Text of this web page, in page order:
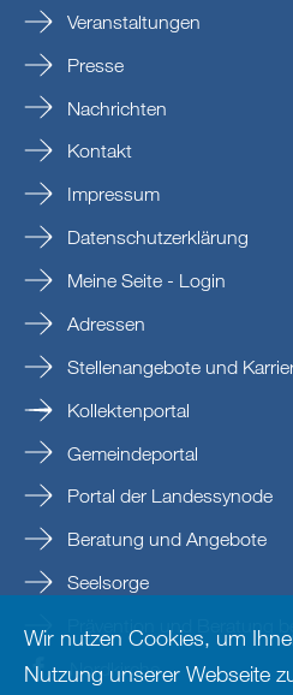
Veranstaltungen
Presse
Nachrichten
Kontakt
Impressum
Datenschutzerklärung
Meine Seite - Login
Adressen
Stellenangebote und
Kollektenportal
Gemeindeportal
Portal der Landessynode
Beratung und Angebote
Seelsorge
Prävention und Beratung
Nordkirche
Wir nutzen Cookies, um
Nutzung unserer Webseite